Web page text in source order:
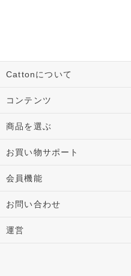
Cattonについて
コンテンツ
商品を選ぶ
お買い物サポート
会員機能
お問い合わせ
運営